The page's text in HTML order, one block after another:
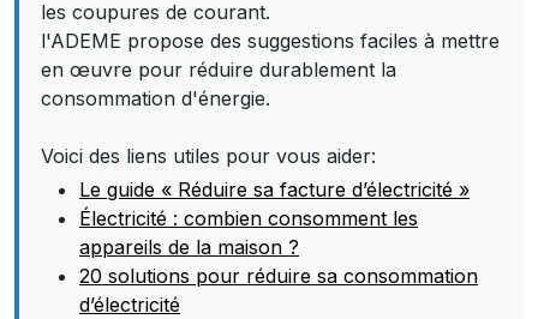
les coupures de courant.
l'ADEME propose des suggestions faciles à mettre
en œuvre pour réduire durablement la
consommation d'énergie.
Voici des liens utiles pour vous aider:
Le guide « Réduire sa facture d’électricité »
Électricité : combien consomment les
appareils de la maison ?
20 solutions pour réduire sa consommation
d’électricité